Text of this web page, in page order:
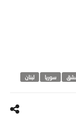
سوريا لبنان